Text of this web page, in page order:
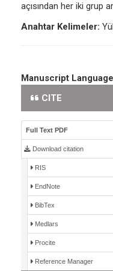
açısından her iki grup
Anahtar Kelimeler:
Manuscript
CITE
Full Text PDF
Download citation
RIS
EndNote
BibTex
Medlars
Procite
Reference Manager